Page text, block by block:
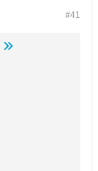
#41